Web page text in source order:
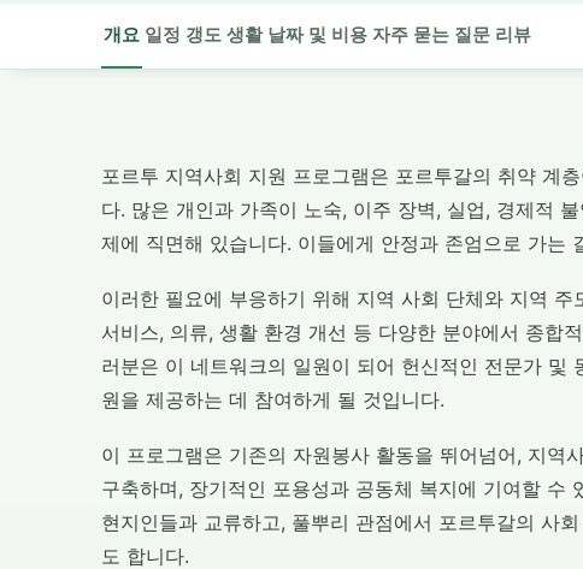
개요 일정 갱도 생활 날짜 및 비용 자주 묻는 질문 리뷰
포르투 지역사회 지원 프로그램은 포르투갈의 취약 계
다. 많은 개인과 가족이 노숙, 이주 장벽, 실업, 경제적
제에 직면해 있습니다. 이들에게 안정과 존엄으로 가는
이러한 필요에 부응하기 위해 지역 사회 단체와 지역
서비스, 의류, 생활 환경 개선 등 다양한 분야에서 종합
러분은 이 네트워크의 일원이 되어 헌신적인 전문가 및
원을 제공하는 데 참여하게 될 것입니다.
이 프로그램은 기존의 자원봉사 활동을 뛰어넘어, 지역
구축하며, 장기적인 포용성과 공동체 복지에 기여할 수
현지인들과 교류하고, 풀뿌리 관점에서 포르투갈의 사
도 합니다.